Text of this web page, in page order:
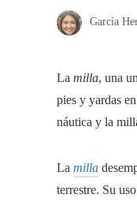
García
La milla, una
pies y yardas
náutica y la
La milla
terrestre. Su